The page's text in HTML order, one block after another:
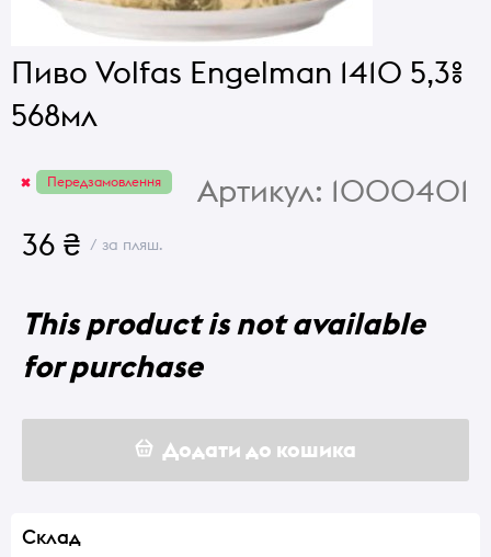
Пиво Volfas Engelman 1410 5,3%
568мл
Передзамовлення Артикул: 1000401
36 ₴ / за пляш.
This product is not available
for purchase
Додати до кошика
Склад